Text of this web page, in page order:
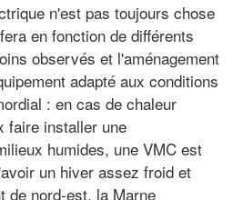
n'est pas toujours chose
en fonction de différents
observés et l'aménagement
adapté aux conditions
: en cas de chaleur
faire installer une
humides, une VMC est
un hiver assez froid et
de nord-est, la Marne